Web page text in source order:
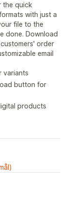
the quick
with just a
file to the
done. Download
order
email
variants
button for
products